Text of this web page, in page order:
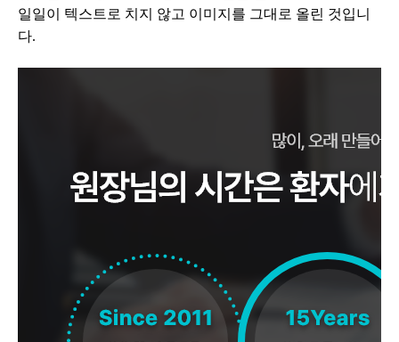
일일이 텍스트로 치지 않고 이미지를 그대로 올린 것입니
다.